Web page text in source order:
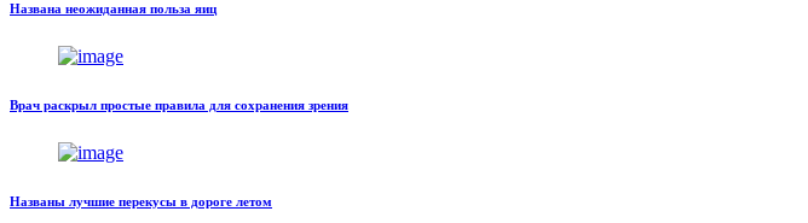
Названа неожиданная польза яиц
Врач раскрыл простые правила для сохранения зрения
Названы лучшие перекусы в дороге летом